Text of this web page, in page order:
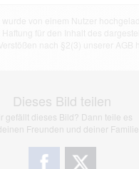
Dieses Bild teilen
gefällt dieses Bild? Dann teile es
Freunden und deiner Familie.